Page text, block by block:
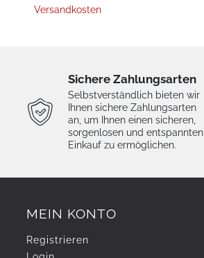
Versandkosten
Sichere Zahlungsarten
Selbstverständlich bieten wir
Ihnen sichere Zahlungsarten
an, um Ihnen einen sicheren,
sorgenlosen und entspannten
Einkauf zu ermöglichen.
MEIN KONTO
Registrieren